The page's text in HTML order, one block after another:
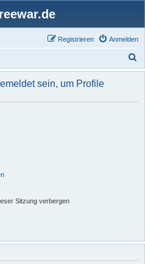
Anmelden
Registrieren
u
h
sein, um Profile
Sitzung verbergen